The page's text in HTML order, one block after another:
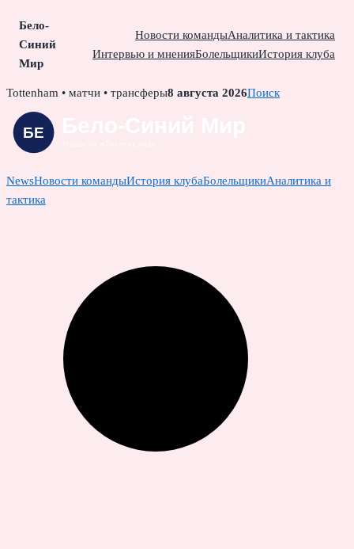
Бело-
Синий
Мир
Новости командыАналитика и тактика
Интервью и мненияБолельщикиИстория клуба
Skip
content
Tottenham • матчи • трансферы8 августа 2026Поиск
NewsНовости командыИстория клубаБолельщикиАналитика и
тактика